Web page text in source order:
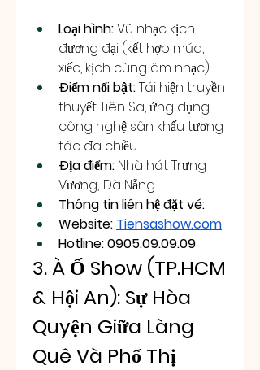
Loại hình: Vũ nhạc kịch
đương đại (kết hợp múa,
xiếc, kịch cùng âm nhạc).
Điểm nổi bật: Tái hiện truyền
thuyết Tiên Sa, ứng dụng
công nghệ sân khấu tương
tác đa chiều.
Địa điểm: Nhà hát Trưng
Vương, Đà Nẵng.
Thông tin liên hệ đặt vé:
Website: Tiensashow.com
Hotline: 0905.09.09.09
3. À Ố Show (TP.HCM
& Hội An): Sự Hòa
Quyện Giữa Làng
Quê Và Phố Thị